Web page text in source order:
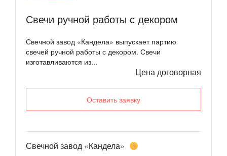
Свечи ручной работы с декором
Свечной завод «Кандела» выпускает партию
свечей ручной работы с декором. Свечи
изготавливаются из...
Цена договорная
Оставить заявку
Свечной завод «Кандела» 1